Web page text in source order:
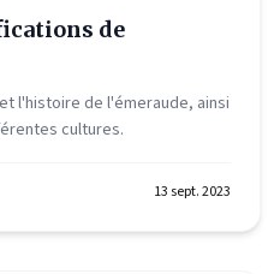
de
l'histoire de l'émeraude, ainsi
cultures.
13 sept. 2023